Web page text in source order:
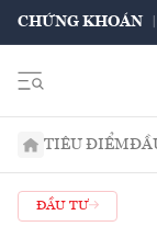
CHỨNG KHOÁN
TIÊU ĐIỂM
ĐẦU TƯ